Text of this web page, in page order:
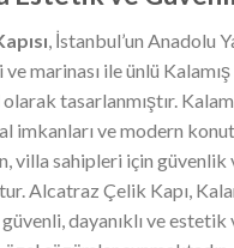
, İstanbul’un Anadolu
marinası ile ünlü
tasarlanmıştır.
imkanları ve modern
villa sahipleri için güvenlik
Alcatraz Çelik Kapı,
güvenli, dayanıklı ve estetik